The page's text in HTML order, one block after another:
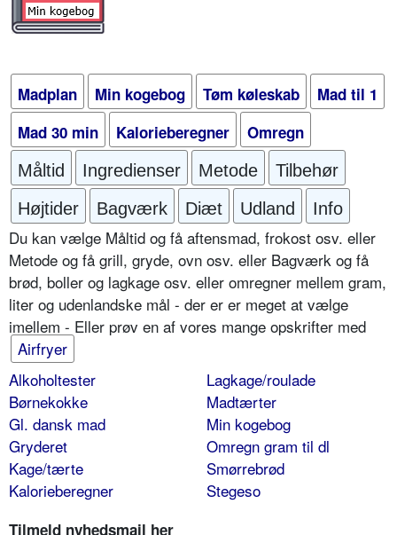
Madplan Min kogebog Tøm køleskab
Mad til 1
Mad 30 min
Kalorieberegner Omregn
Måltid Ingredienser Metode
Tilbehør
Højtider
Bagværk Diæt Udland Info
Du kan vælge Måltid og få aftensmad, frokost osv. eller
Metode og få grill, gryde, ovn osv. eller Bagværk og få
brød, boller og lagkage osv. eller omregner mellem gram,
liter og udenlandske mål - der er er meget at vælge
imellem - Eller prøv en af vores mange opskrifter med
Airfryer
Alkoholtester
Børnekokke
Gl. dansk mad
Gryderet
Kage/tærte
Kalorieberegner
Lagkage/roulade
Madtærter
Min kogebog
Omregn gram til dl
Smørrebrød
Stegeso
Tilmeld nyhedsmail her